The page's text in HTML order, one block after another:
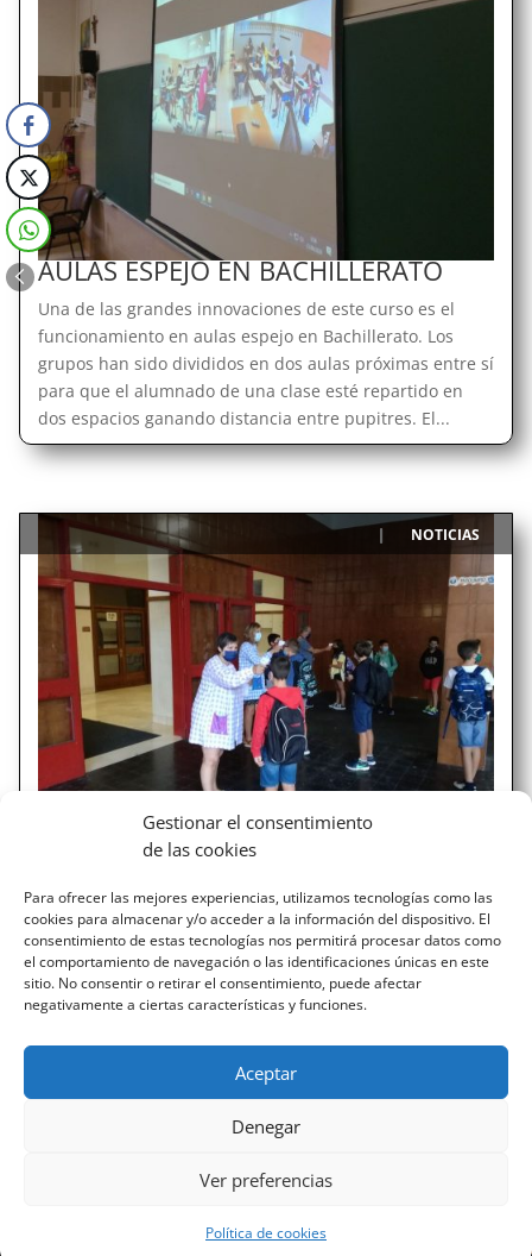
Gestionar el consentimiento
de las cookies
Para ofrecer las mejores experiencias, utilizamos tecnologías como las
cookies para almacenar y/o acceder a la información del dispositivo. El
consentimiento de estas tecnologías nos permitirá procesar datos como
el comportamiento de navegación o las identificaciones únicas en este
sitio. No consentir o retirar el consentimiento, puede afectar
negativamente a ciertas características y funciones.
Aceptar
Denegar
Ver preferencias
Política de cookies
AULAS ESPEJO EN BACHILLERATO
Una de las grandes innovaciones de este curso es el
funcionamiento en aulas espejo en Bachillerato. Los
grupos han sido divididos en dos aulas próximas entre sí
para que el alumnado de una clase esté repartido en
dos espacios ganando distancia entre pupitres. El...
IKASTETXERA ITZULERA! ¡VUELTA AL
COLE! BACK TO SCHOOL!
NOTICIAS
Urduri baina inoiz baino gogotsuago itzuli gara gaur
ikastetxera. Aurtengoak emozioz, ikasketez eta abenturaz
jositako ikasturtea dirudi. Egoera berezietara egokitzeko
gaitasuna, osasun eta higiene ohitura berriak eta
Diseñado por Escuelas Pías Provincia Emaús
Aviso Legal